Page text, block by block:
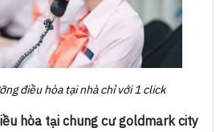
điều hòa tại nhà chỉ với 1 click
hòa tại chung cư goldmark city